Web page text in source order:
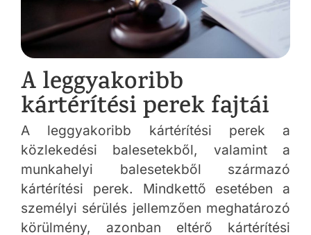
A leggyakoribb
kártérítési perek fajtái
A leggyakoribb kártérítési perek a
közlekedési balesetekből, valamint a
munkahelyi balesetekből származó
kártérítési perek. Mindkettő esetében a
személyi sérülés jellemzően meghatározó
körülmény, azonban eltérő kártérítési